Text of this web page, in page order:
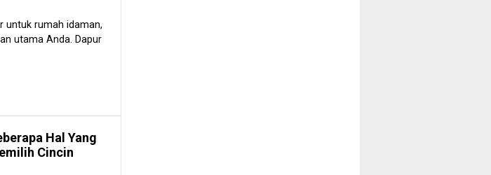
untuk rumah idaman,
utama Anda. Dapur
Hal Yang
Cincin